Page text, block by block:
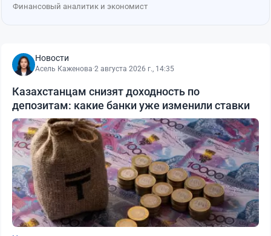
Финансовый аналитик и экономист
Новости
Асель Каженова·2 августа 2026 г., 14:35
Казахстанцам снизят доходность по
депозитам: какие банки уже изменили ставки